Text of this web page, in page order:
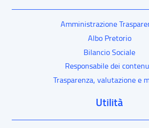
Amministrazione
Albo Pretorio
Bilancio Sociale
Responsabile dei
Trasparenza, valutazione e
Utilità